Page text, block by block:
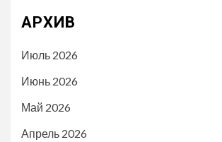
АРХИВ
Июль 2026
Июнь 2026
Май 2026
Апрель 2026